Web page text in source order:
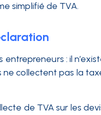
simplifié de TVA.
: il
ne collectent pas la
de TVA sur les